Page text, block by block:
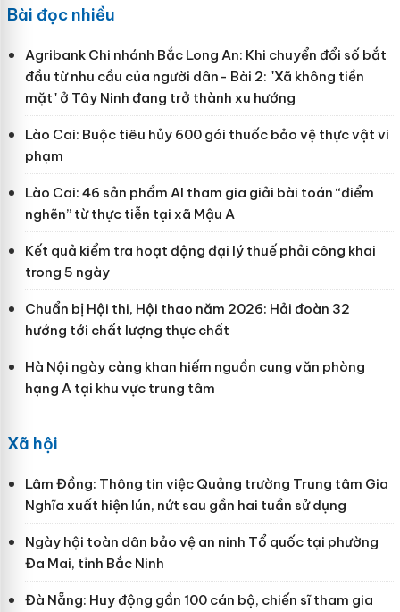
Bài đọc nhiều
Agribank Chi nhánh Bắc Long An: Khi chuyển đổi số bắt
đầu từ nhu cầu của người dân- Bài 2: "Xã không tiền
mặt" ở Tây Ninh đang trở thành xu hướng
Lào Cai: Buộc tiêu hủy 600 gói thuốc bảo vệ thực vật vi
phạm
Lào Cai: 46 sản phẩm AI tham gia giải bài toán “điểm
nghẽn” từ thực tiễn tại xã Mậu A
Kết quả kiểm tra hoạt động đại lý thuế phải công khai
trong 5 ngày
Chuẩn bị Hội thi, Hội thao năm 2026: Hải đoàn 32
hướng tới chất lượng thực chất
Hà Nội ngày càng khan hiếm nguồn cung văn phòng
hạng A tại khu vực trung tâm
Xã hội
Lâm Đồng: Thông tin việc Quảng trường Trung tâm Gia
Nghĩa xuất hiện lún, nứt sau gần hai tuần sử dụng
Ngày hội toàn dân bảo vệ an ninh Tổ quốc tại phường
Đa Mai, tỉnh Bắc Ninh
Đà Nẵng: Huy động gần 100 cán bộ, chiến sĩ tham gia